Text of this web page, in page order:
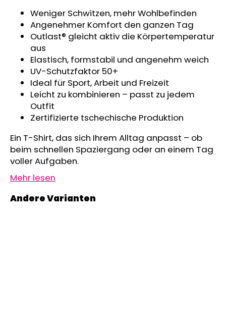
Weniger Schwitzen, mehr Wohlbefinden
Angenehmer Komfort den ganzen Tag
Outlast® gleicht aktiv die Körpertemperatur
aus
Elastisch, formstabil und angenehm weich
UV-Schutzfaktor 50+
Ideal für Sport, Arbeit und Freizeit
Leicht zu kombinieren – passt zu jedem
Outfit
Zertifizierte tschechische Produktion
Ein T-Shirt, das sich Ihrem Alltag anpasst – ob
beim schnellen Spaziergang oder an einem Tag
voller Aufgaben.
Mehr lesen